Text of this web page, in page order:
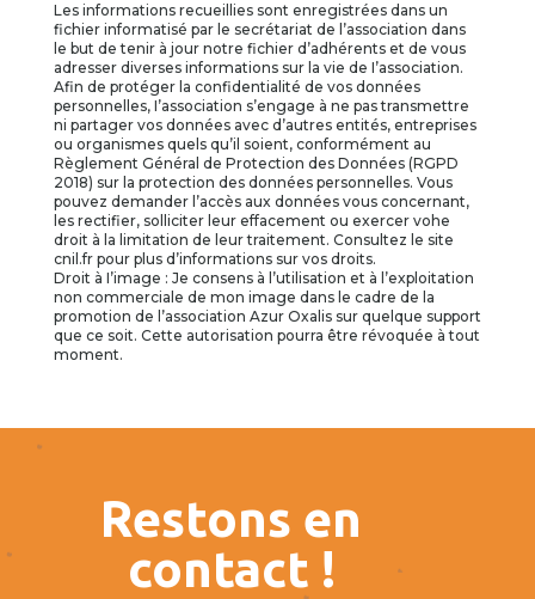
Les informations recueillies sont enregistrées dans un
fichier informatisé par le secrétariat de l’association dans
le but de tenir à jour notre fichier d’adhérents et de vous
adresser diverses informations sur la vie de I’association.
Afin de protéger la confidentialité de vos données
personnelles, I’association s’engage à ne pas transmettre
ni partager vos données avec d’autres entités, entreprises
ou organismes quels qu’il soient, conformément au
Règlement Général de Protection des Données (RGPD
2018) sur la protection des données personnelles. Vous
pouvez demander l’accès aux données vous concernant,
les rectifier, solliciter leur effacement ou exercer vohe
droit à la limitation de leur traitement. Consultez le site
cnil.fr pour plus d’informations sur vos droits.
Droit à I’image : Je consens à l’utilisation et à l’exploitation
non commerciale de mon image dans le cadre de la
promotion de l’association Azur Oxalis sur quelque support
que ce soit. Cette autorisation pourra être révoquée à tout
moment.
Restons en
contact !